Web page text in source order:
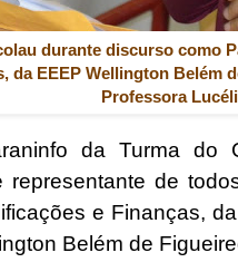
durante discurso como
da EEEP Wellington Belém
Professora
da Turma do
representante de
e Finanças,
Belém de